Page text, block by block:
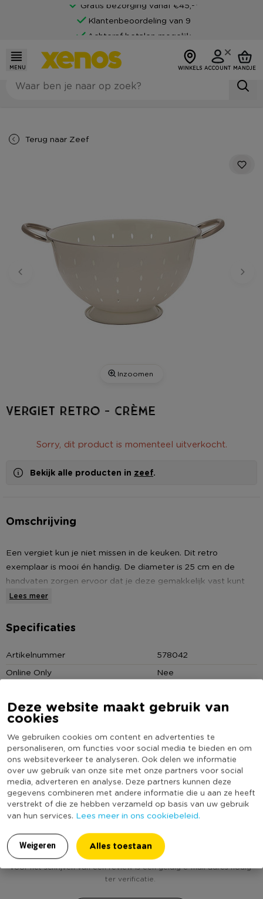
Deze website maakt gebruik van
cookies
We gebruiken cookies om content en advertenties te
personaliseren, om functies voor social media te bieden en om
ons websiteverkeer te analyseren. Ook delen we informatie
over uw gebruik van onze site met onze partners voor social
media, adverteren en analyse. Deze partners kunnen deze
gegevens combineren met andere informatie die u aan ze heeft
verstrekt of die ze hebben verzameld op basis van uw gebruik
van hun services. Lees meer in ons cookiebeleid.
Weigeren Alles toestaan
Gratis bezorging vanaf €45,-*
Klantenbeoordeling van 9
Achteraf betalen mogelijk
MENU WINKELS ACCOUNT MANDJE
Terug naar Zeef
Inzoomen
Vergiet retro - crème
Sorry, dit product is momenteel uitverkocht.
Bekijk alle producten in zeef.
Omschrijving
Een vergiet kun je niet missen in de keuken. Dit retro
exemplaar is mooi én handig. De diameter is 25 cm en de
handvaten zorgen ervoor dat je deze gemakkelijk vast kunt
pakken. Neem een kijkje in ons assortiment voor nog meer
Vergiet in retro stijl
Crème
Gemaakt van metaal
Lees meer
Specificaties
Artikelnummer
578042
Online Only
Nee
Diameter (cm)
25
Producthoogte (cm)
Kleur
Crème
Duurzaamheidsscore
(Nog) geen score
bekend
Heb jij Vergiet retro - crème? Schrijf een review!
Voor het schrijven van een review is een geldig e-mail adres nodig
ter verificatie.